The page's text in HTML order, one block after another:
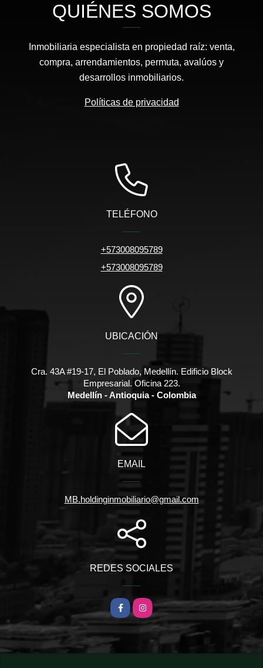
QUIÉNES SOMOS
Inmobiliaria especialista en propiedad raíz: venta,
compra, arrendamientos, permuta, avalúos y
desarrollos inmobiliarios.
Políticas de privacidad
TELÉFONO
+573008095789
+573008095789
UBICACIÓN
Cra. 43A #19-17, El Poblado, Medellín. Edificio Block
Empresarial. Oficina 223.
Medellín - Antioquia - Colombia
EMAIL
MB.holdinginmobiliario@gmail.com
REDES SOCIALES
FacebookInstagram